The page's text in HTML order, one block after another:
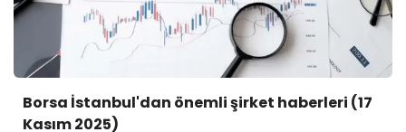
Borsa İstanbul'dan önemli şirket haberleri (17
Kasım 2025)